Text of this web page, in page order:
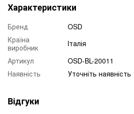
Характеристики
Бренд
OSD
Країна
виробник
Італія
Артикул
OSD-BL-20011
Наявність
Уточніть наявність
Відгуки